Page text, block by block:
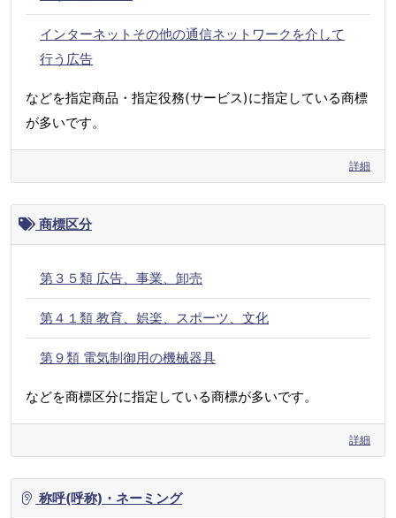
インターネットその他の通信ネットワークを介して
行う広告
などを指定商品・指定役務(サービス)に指定している商標
が多いです。
詳細
商標区分
第３５類 広告、事業、卸売
第４１類 教育、娯楽、スポーツ、文化
第９類 電気制御用の機械器具
などを商標区分に指定している商標が多いです。
詳細
称呼(呼称)・ネーミング